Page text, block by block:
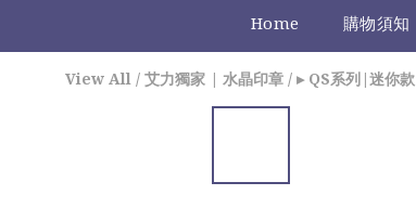
Home 購物須知
View All / 艾力獨家 | 水晶印章 / ▸ QS系列|迷你款